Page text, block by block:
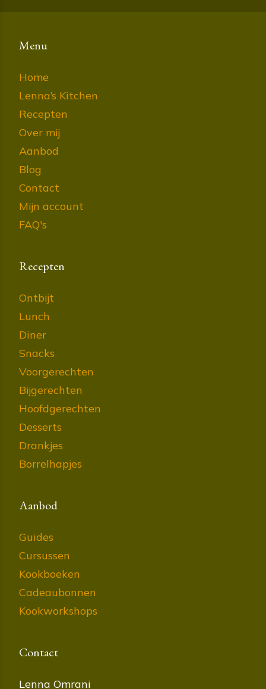
Menu
Home
Lenna’s Kitchen
Recepten
Over mij
Aanbod
Blog
Contact
Mijn account
FAQ's
Recepten
Ontbijt
Lunch
Diner
Snacks
Voorgerechten
Bijgerechten
Hoofdgerechten
Desserts
Drankjes
Borrelhapjes
Aanbod
Guides
Cursussen
Kookboeken
Cadeaubonnen
Kookworkshops
Contact
Lenna Omrani